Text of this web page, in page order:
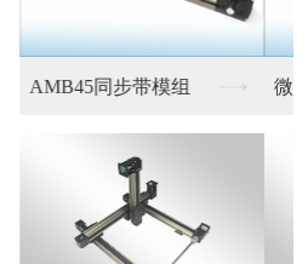
微型伺服电缸